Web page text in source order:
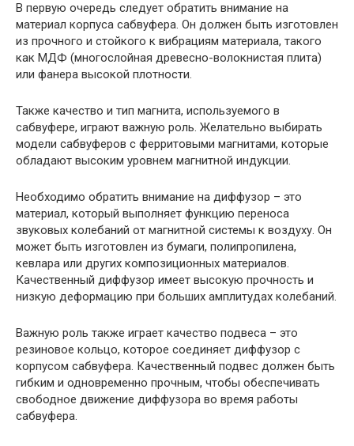
В первую очередь следует обратить внимание на
материал корпуса сабвуфера. Он должен быть изготовлен
из прочного и стойкого к вибрациям материала, такого
как МДФ (многослойная древесно-волокнистая плита)
или фанера высокой плотности.
Также качество и тип магнита, используемого в
сабвуфере, играют важную роль. Желательно выбирать
модели сабвуферов с ферритовыми магнитами, которые
обладают высоким уровнем магнитной индукции.
Необходимо обратить внимание на диффузор – это
материал, который выполняет функцию переноса
звуковых колебаний от магнитной системы к воздуху. Он
может быть изготовлен из бумаги, полипропилена,
кевлара или других композиционных материалов.
Качественный диффузор имеет высокую прочность и
низкую деформацию при больших амплитудах колебаний.
Важную роль также играет качество подвеса – это
резиновое кольцо, которое соединяет диффузор с
корпусом сабвуфера. Качественный подвес должен быть
гибким и одновременно прочным, чтобы обеспечивать
свободное движение диффузора во время работы
сабвуфера.